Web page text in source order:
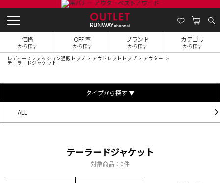
価格
から探す
OFF 率
から探す
ブランド
から探す
カテゴリ
から探す
レディースファッション通販トップ アウトレットトップ アウター
テーラードジャケット
タイプから探す ▼
ALL
テーラードジャケット
対象商品： 0件